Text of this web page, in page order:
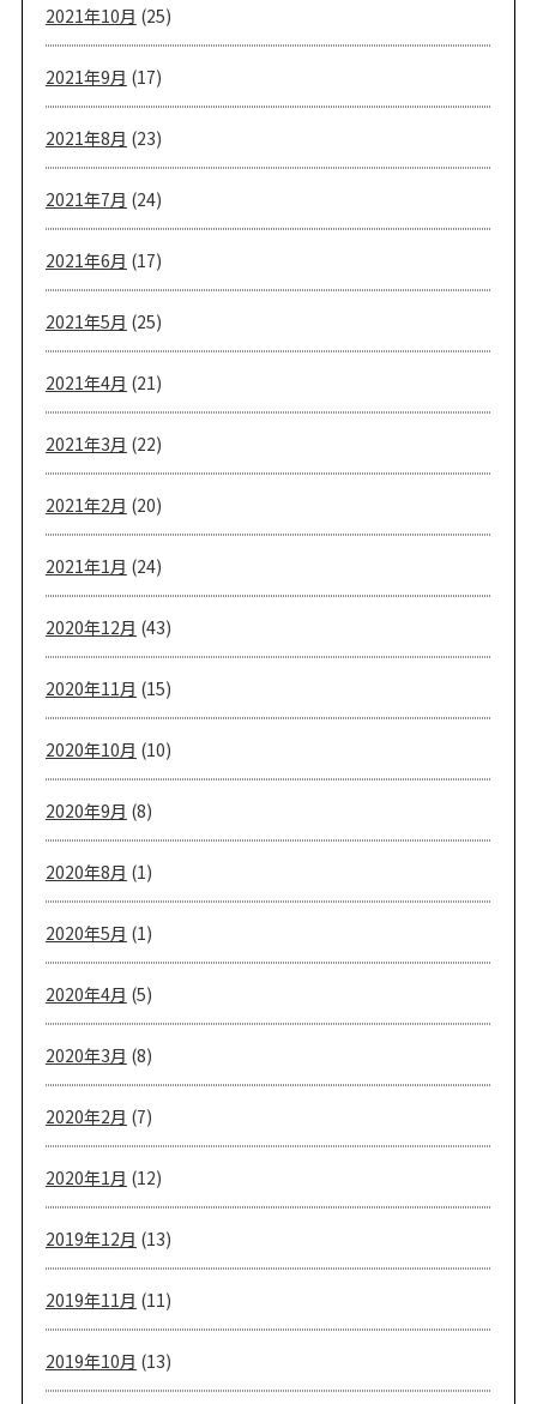
2021年10月 (25)
2021年9月 (17)
2021年8月 (23)
2021年7月 (24)
2021年6月 (17)
2021年5月 (25)
2021年4月 (21)
2021年3月 (22)
2021年2月 (20)
2021年1月 (24)
2020年12月 (43)
2020年11月 (15)
2020年10月 (10)
2020年9月 (8)
2020年8月 (1)
2020年5月 (1)
2020年4月 (5)
2020年3月 (8)
2020年2月 (7)
2020年1月 (12)
2019年12月 (13)
2019年11月 (11)
2019年10月 (13)